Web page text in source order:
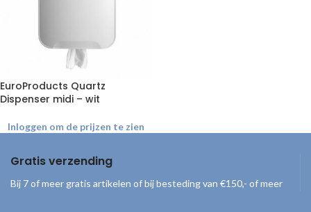
EuroProducts Quartz
Dispenser midi – wit
Inloggen om de prijzen te zien
Gratis verzending
Bij 7 of meer gratis artikelen of bij besteding van €150,- of meer